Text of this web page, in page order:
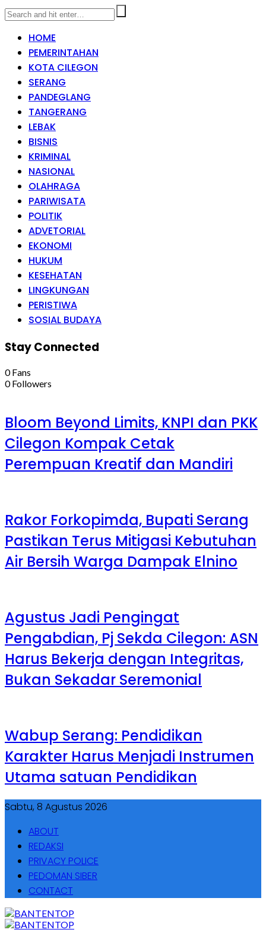
HOME
PEMERINTAHAN
KOTA CILEGON
SERANG
PANDEGLANG
TANGERANG
LEBAK
BISNIS
KRIMINAL
NASIONAL
OLAHRAGA
PARIWISATA
POLITIK
ADVETORIAL
EKONOMI
HUKUM
KESEHATAN
LINGKUNGAN
PERISTIWA
SOSIAL BUDAYA
Stay Connected
0 Fans
0 Followers
Bloom Beyond Limits, KNPI dan PKK
Cilegon Kompak Cetak
Perempuan Kreatif dan Mandiri
Rakor Forkopimda, Bupati Serang
Pastikan Terus Mitigasi Kebutuhan
Air Bersih Warga Dampak Elnino
Agustus Jadi Pengingat
Pengabdian, Pj Sekda Cilegon: ASN
Harus Bekerja dengan Integritas,
Bukan Sekadar Seremonial
Wabup Serang: Pendidikan
Karakter Harus Menjadi Instrumen
Utama satuan Pendidikan
Sabtu, 8 Agustus 2026
ABOUT
REDAKSI
PRIVACY POLICE
PEDOMAN SIBER
CONTACT